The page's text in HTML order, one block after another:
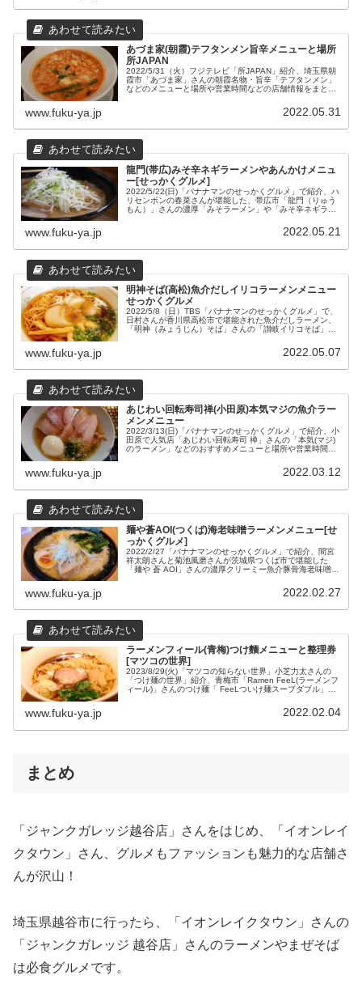
あづま家(朝霞)テフタンメン旨辛メニューと場所
所JAPAN
2022/5/31（火）フジテレビ「所JAPAN」紹介、埼玉県朝
霞市「あづま家」さんの朝霞名物・旨辛「テフタンメン」
などのメニューと場所や営業時間などの店舗情報をまとめ
www.fuku-ya.jp 2022.05.31
龍門(帯広)みそ辛ネギラーメンやあんかけメニュ
ー[せっかくグルメ]
2022/5/22(日)「バナナマンのせっかくグルメ」で紹介、ハ
リセンボンの春菜さんが堪能した、帯広市「龍門（りゅう
もん）」さんの濃厚「みそラーメン」や「みそ辛ネギラー
と場所や営業時間などの店舗情報をまとめてみました。
www.fuku-ya.jp 2022.05.21
明神そば(高松)魚介だしイリコラーメンメニュー
せっかくグルメ
2022/5/8（日）TBS「バナナマンのせっかくグルメ」で、
日村さんが香川県高松市で堪能された魚介だしラーメン、
「明神（みょうじん）そば」さんの「讃岐イリコそば」や
www.fuku-ya.jp 2022.05.07
あじわい回転寿司禅(小田原)本気マジの魚介ラー
メンメニュー
2022/3/13(日)「バナナマンのせっかくグルメ」で紹介、小
田原で人気店「あじわい回転寿司 禅」さんの「本気(マジ)
のラーメン」などのおすすめメニューと場所や営業時間な
www.fuku-ya.jp 2022.03.12
麺や蒼AOI(つくば)海老味噌ラーメンメニュー[せ
っかくグルメ]
2022/2/27「バナナマンのせっかくグルメ」で紹介、間宮
祥太朗さんと菊池風磨さんが茨城県つくば市で堪能した
「麺や 蒼 AOI」さんの濃厚クリーミー魚介豚骨海老味噌ラ
場所や営業時間などの店舗情報をまとめてみました。
www.fuku-ya.jp 2022.02.27
ラーメンフィール(青梅)つけ麵メニューと整理券
[マツコの世界]
2023/8/29(火)「マツコの知らない世界」小芝力太さんの
「つけ麺の世界」紹介、青梅市「Ramen FeeL(ラーメンフ
ィール)」さんのつけ麺「 FeeLついけ麺スープダブル」や
www.fuku-ya.jp 2022.02.04
まとめ
「ジャンクガレッジ越谷店」さんをはじめ、「イオンレイ
クタウン」さん、グルメもファッションも魅力的な店舗さ
んが沢山！
埼玉県越谷市に行ったら、「イオンレイクタウン」さんの
「ジャンクガレッジ 越谷店」さんのラーメンやまぜそば
は必食グルメです。